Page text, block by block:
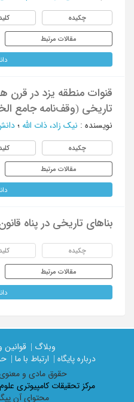
چکیده
مقالات مرتبط
قنوات منطقه یزد در
تاریخی (وقف‌نامه جامع
نویسنده : نیک ‌زاد، ذات الله ؛
چکیده
مقالات مرتبط
بناهای تاریخی در پناه
چکیده
مقالات مرتبط
وبلاگ | قوانین
درباره پایگاه |
ارتباط با ما |
حقوق مادی و معنوی
مرکز تحقیقات کامپیوتری
محتوای آن